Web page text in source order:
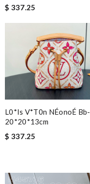
$ 337.25
L0*is V*t0n NÉonoÉ Bb-
20*20*13cm
$ 337.25